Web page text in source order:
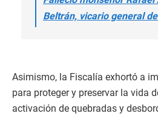
Beltrán, vicario general
Asimismo, la Fiscalía exhortó a
para proteger y preservar la vida
activación de quebradas y